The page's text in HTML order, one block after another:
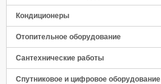
Кондиционеры
Отопительное оборудование
Сантехнические работы
Спутниковое и цифровое оборудование